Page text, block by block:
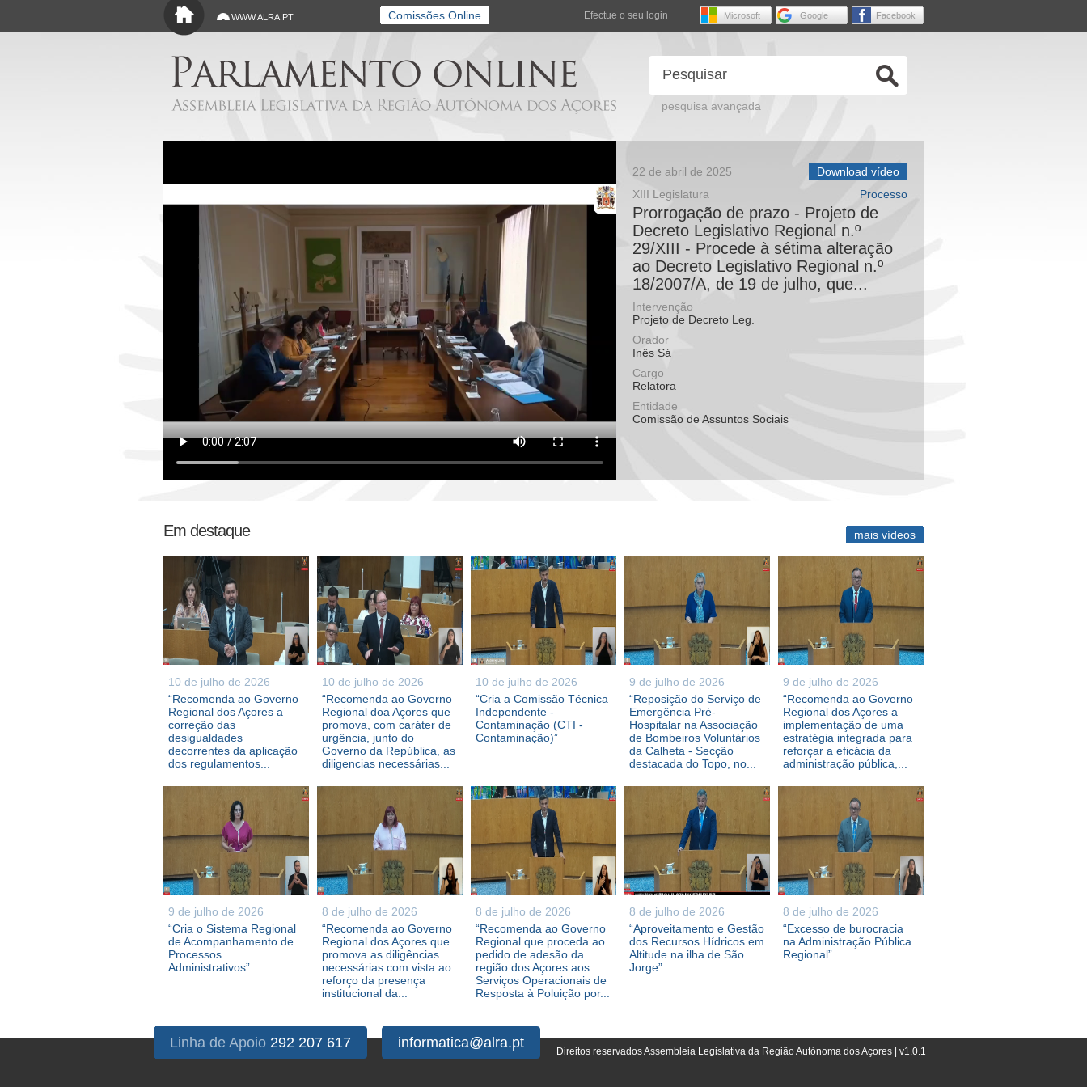
Saltar para o conteúdo principal
WWW.ALRA.PT Comissões Online Efectue o seu login Facebook
Google
Microsoft
pesquisa avançada
22 de abril de 2025
Download vídeo
Processo
XIII Legislatura
Prorrogação de prazo - Projeto de
Decreto Legislativo Regional n.º
29/XIII - Procede à sétima alteração
ao Decreto Legislativo Regional n.º
18/2007/A, de 19 de julho, que...
Intervenção
Projeto de Decreto Leg.
Orador
Inês Sá
Cargo
Relatora
Entidade
Comissão de Assuntos Sociais
Em destaque
10 de julho de 2026
“Recomenda ao Governo
Regional dos Açores a
correção das
desigualdades
decorrentes da aplicação
dos regulamentos...
10 de julho de 2026
“Recomenda ao Governo
Regional doa Açores que
promova, com caráter de
urgência, junto do
Governo da República, as
diligencias necessárias...
10 de julho de 2026
“Cria a Comissão Técnica
Independente -
Contaminação (CTI -
Contaminação)”
9 de julho de 2026
“Reposição do Serviço de
Emergência Pré-
Hospitalar na Associação
de Bombeiros Voluntários
da Calheta - Secção
destacada do Topo, no...
9 de julho de 2026
“Recomenda ao Governo
Regional dos Açores a
implementação de uma
estratégia integrada para
reforçar a eficácia da
administração pública,...
9 de julho de 2026
“Cria o Sistema Regional
de Acompanhamento de
Processos
Administrativos”.
8 de julho de 2026
“Recomenda ao Governo
Regional dos Açores que
promova as diligências
necessárias com vista ao
reforço da presença
institucional da...
8 de julho de 2026
“Recomenda ao Governo
Regional que proceda ao
pedido de adesão da
região dos Açores aos
Serviços Operacionais de
Resposta à Poluição por...
8 de julho de 2026
“Aproveitamento e Gestão
dos Recursos Hídricos em
Altitude na ilha de São
Jorge”.
8 de julho de 2026
“Excesso de burocracia
na Administração Pública
Regional”.
mais vídeos
Linha de Apoio 292 207 617 informatica@alra.pt
Direitos reservados Assembleia Legislativa da Região Autónoma dos Açores | v1.0.1